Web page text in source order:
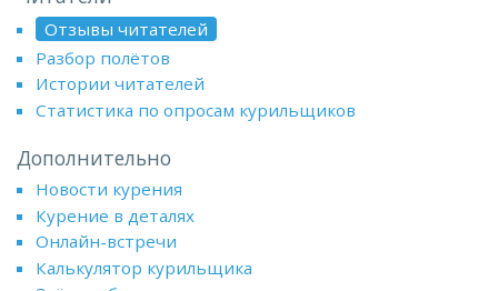
Отзывы читателей
Разбор полётов
Истории читателей
Статистика по опросам курильщиков
Дополнительно
Новости курения
Курение в деталях
Онлайн-встречи
Калькулятор курильщика